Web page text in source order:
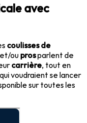
avec
coulisses de
ou prosparlent de
carrière, tout en
voudraient se lancer
sur toutes les